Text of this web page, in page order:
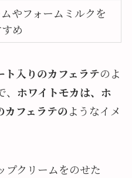
やフォームミルクを
め
ト入りのカフェラテのよ
ホワイトモカは、ホ
カフェラテのようなイメ
プクリームをのせた